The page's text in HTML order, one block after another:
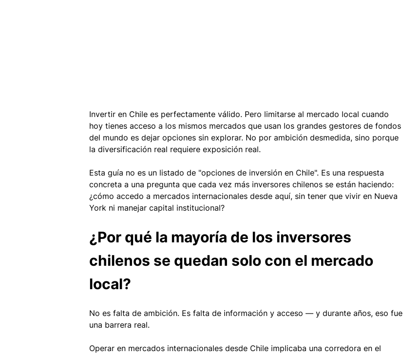
Invertir en Chile es perfectamente válido. Pero limitarse al mercado local cuando
hoy tienes acceso a los mismos mercados que usan los grandes gestores de fondos
del mundo es dejar opciones sin explorar. No por ambición desmedida, sino porque
la diversificación real requiere exposición real.
Esta guía no es un listado de "opciones de inversión en Chile". Es una respuesta
concreta a una pregunta que cada vez más inversores chilenos se están haciendo:
¿cómo accedo a mercados internacionales desde aquí, sin tener que vivir en Nueva
York ni manejar capital institucional?
¿Por qué la mayoría de los inversores
chilenos se quedan solo con el mercado
local?
No es falta de ambición. Es falta de información y acceso — y durante años, eso fue
una barrera real.
Operar en mercados internacionales desde Chile implicaba una corredora en el